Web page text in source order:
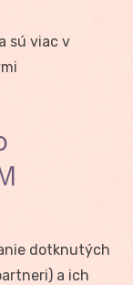
sú viac v
dotknutých
a ich